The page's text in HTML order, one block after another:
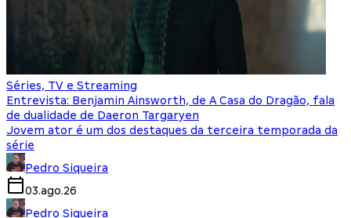
Séries, TV e Streaming
Entrevista: Benjamin Ainsworth, de A Casa do Dragão, fala
de dualidade de Daeron Targaryen
Jovem ator é um dos destaques da terceira temporada da
série
Pedro Siqueira
03.ago.26
Pedro Siqueira